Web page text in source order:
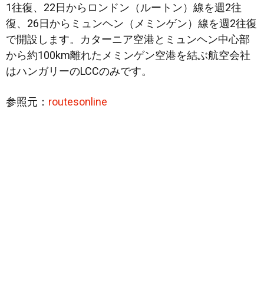
1往復、22日からロンドン（ルートン）線を週2往
復、26日からミュンヘン（メミンゲン）線を週2往復
で開設します。カターニア空港とミュンヘン中心部
から約100km離れたメミンゲン空港を結ぶ航空会社
はハンガリーのLCCのみです。
参照元： routesonline